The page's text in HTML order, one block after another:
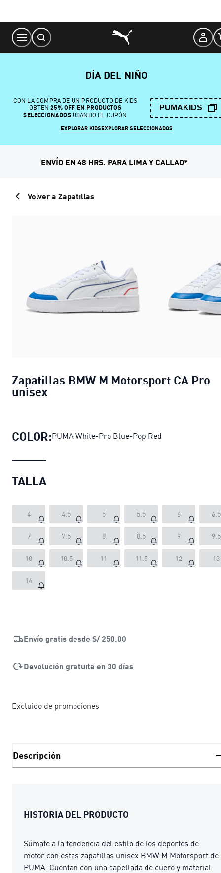
Content
DÍA DEL NIÑO
CON LA COMPRA DE UN PRODUCTO DE KIDS
OBTEN 25% OFF EN PRODUCTOS
SELECCIONADOSUSANDO EL CUPÓN
PUMAKIDS
EXPLORAR KIDSEXPLORAR SELECCIONADOS
ENVÍO EN 48 HRS. PARA LIMA Y CALLAO*
Volver a Zapatillas
Zapatillas BMW M Motorsport CA Pro
unisex
COLOR:PUMA White-Pro Blue-Pop Red
TALLA
4 4.5 5 5.5 6 6.5
7 7.5 8 8.5 9 9.5
10 10.5 11 11.5 12 13
14
Envío gratis desde S/ 250.00
Devolución gratuita en 30 días
Excluido de promociones
Descripción
HISTORIA DEL PRODUCTO
Súmate a la tendencia del estilo de los deportes de
motor con estas zapatillas unisex BMW M Motorsport de
PUMA. Cuentan con una capellada de cuero y material